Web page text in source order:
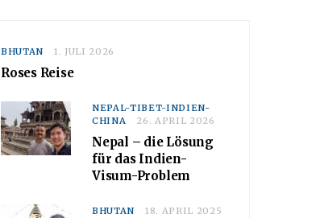
BHUTAN 1. JULI 2026
Roses Reise
NEPAL-TIBET-INDIEN-
CHINA
26. APRIL 2026
Nepal – die Lösung
für das Indien-
Visum-Problem
BHUTAN 18. APRIL 2025